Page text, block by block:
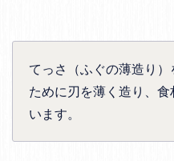
てっさ（ふぐの薄造り
ために刃を薄く造り、
います。